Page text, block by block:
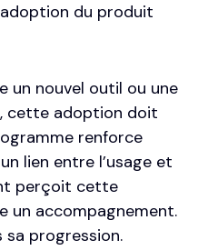
du produit
un nouvel outil ou une
cette adoption doit
renforce
lien entre l’usage et
perçoit cette
un accompagnement.
sa progression.